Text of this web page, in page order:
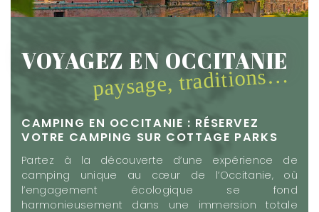
VOYAGEZ EN OCCITANIE
paysage, traditions…
CAMPING EN OCCITANIE : RÉSERVEZ
VOTRE CAMPING SUR COTTAGE PARKS
Partez à la découverte d’une expérience de
camping unique au cœur de l’Occitanie, où
l’engagement écologique se fond
harmonieusement dans une immersion totale